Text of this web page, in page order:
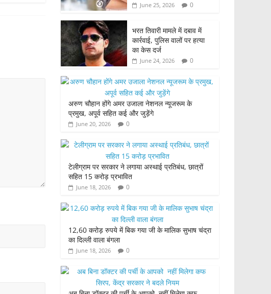
June 25, 2026 0
भरत तिवारी मामले में दबाव में
कार्रवाई, पुलिस वालों पर हत्या
का केस दर्ज
June 24, 2026 0
अरुण चौहान होंगे अमर उजाला नेशनल न्यूजरूम के
प्रमुख, अपूर्व सहित कई और जुड़ेंगे
June 20, 2026 0
टेलीग्राम पर सरकार ने लगाया अस्थाई प्रतिबंध, छात्रों
सहित 15 करोड़ प्रभावित
June 18, 2026 0
12,60 करोड़ रुपये में बिक गया जी के मालिक सुभाष चंद्रा
का दिल्ली वाला बंगला
June 18, 2026 0